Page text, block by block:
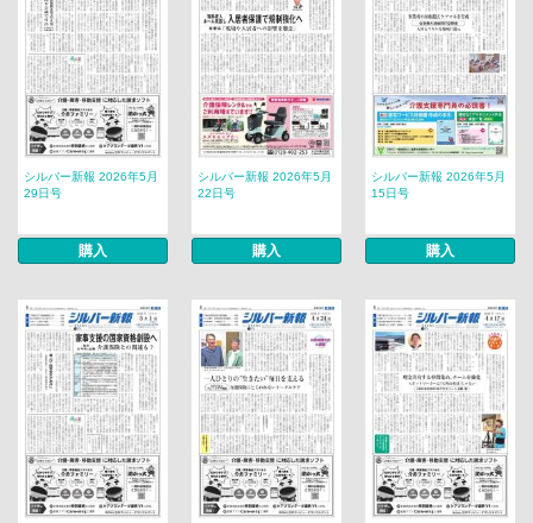
シルバー新報 2026年5月
29日号
購入
シルバー新報 2026年5月
22日号
購入
シルバー新報 2026年5月
15日号
購入